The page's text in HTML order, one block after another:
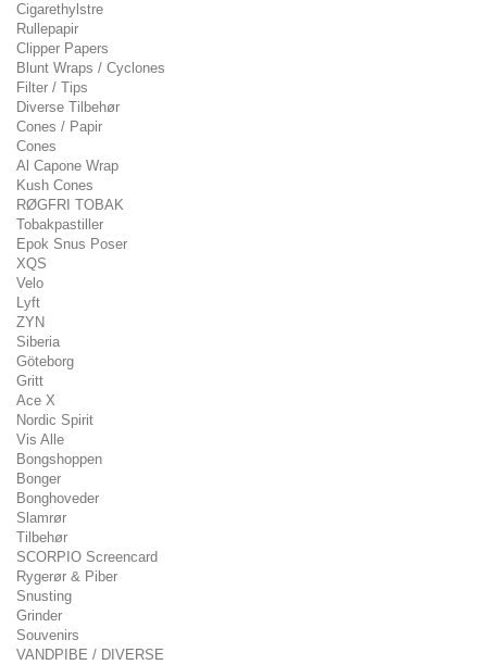
Cigarethylstre
Rullepapir
Clipper Papers
Blunt Wraps / Cyclones
Filter / Tips
Diverse Tilbehør
Cones / Papir
Cones
Al Capone Wrap
Kush Cones
RØGFRI TOBAK
Tobakpastiller
Epok Snus Poser
XQS
Velo
Lyft
ZYN
Siberia
Göteborg
Gritt
Ace X
Nordic Spirit
Vis Alle
Bongshoppen
Bonger
Bonghoveder
Slamrør
Tilbehør
SCORPIO Screencard
Rygerør & Piber
Snusting
Grinder
Souvenirs
VANDPIBE / DIVERSE